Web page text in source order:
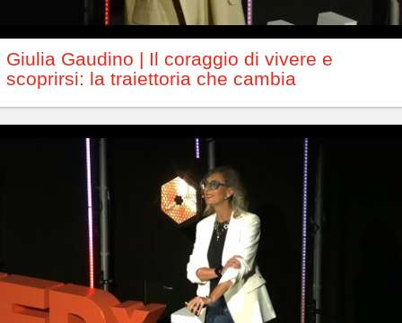
Giulia Gaudino | Il coraggio di vivere e
scoprirsi: la traiettoria che cambia